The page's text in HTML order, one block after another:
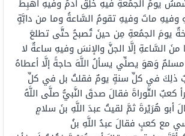
يومُ الجمُعةِ فيهِ خُلِقَ آدمُ وفيهِ أُهْبِطَ
وفيهِ ماتَ وفيهِ تقومُ السَّاعةُ وما من دابَّةٍ
يومَ الجمُعةِ مِن حينَ تُصبحُ حتَّى تطلعَ
السَّاعةِ إلَّا الجنَّ والإنسَ وفيهِ ساعةٌ لا
وَهوَ يصلِّي يسألُ اللَّهَ حاجةً إلَّا أعطاهُ
ذلِكَ في كلِّ سنةٍ يومٌ فقلتُ بل في كلِّ
كعبٌ التَّوراةَ فقالَ صدقَ النَّبيُّ صلَّى اللَّهُ
أبو هُرَيْرةَ ثمَّ لقيتُ عبدَ اللَّهِ بنَ سلامٍ
مع كعبٍ فقالَ عبدُ اللَّهِ بنُ